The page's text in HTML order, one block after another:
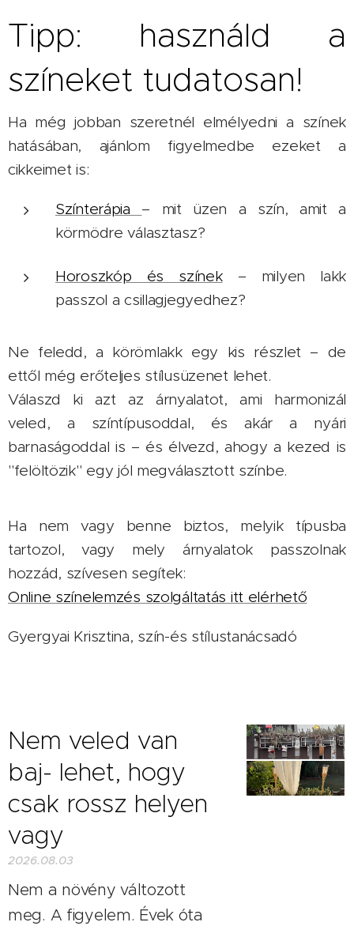
Tipp: használd a
színeket tudatosan!
Ha még jobban szeretnél elmélyedni a színek
hatásában, ajánlom figyelmedbe ezeket a
cikkeimet is:
Színterápia – mit üzen a szín, amit a
körmödre választasz?
Horoszkóp és színek– milyen lakk
passzol a csillagjegyedhez?
Ne feledd, a körömlakk egy kis részlet – de
ettől még erőteljes stílusüzenet lehet.
Válaszd ki azt az árnyalatot, ami harmonizál
veled, a színtípusoddal, és akár a nyári
barnaságoddal is – és élvezd, ahogy a kezed is
"felöltözik" egy jól megválasztott színbe.
Ha nem vagy benne biztos, melyik típusba
tartozol, vagy mely árnyalatok passzolnak
hozzád, szívesen segítek:
Online színelemzés szolgáltatás itt elérhető
Gyergyai Krisztina, szín-és stílustanácsadó
Nem veled van
baj- lehet, hogy
csak rossz helyen
vagy
2026.08.03
Nem a növény változott
meg. A figyelem. Évek óta